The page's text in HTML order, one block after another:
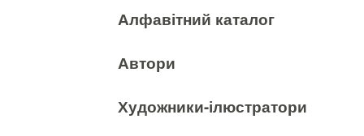
Алфавітний каталог
Автори
Художники-ілюстратори